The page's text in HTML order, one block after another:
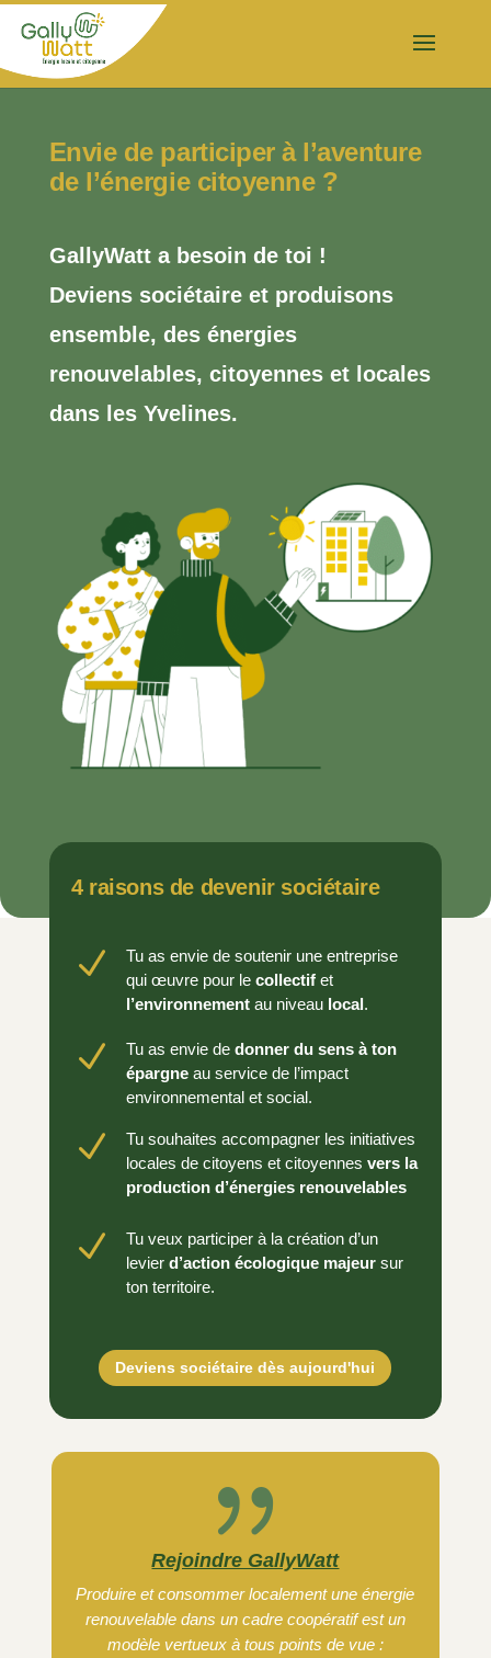
Envie de participer à l’aventure
de l’énergie citoyenne ?
GallyWatt a besoin de toi !
Deviens sociétaire et produisons
ensemble, des énergies
renouvelables, citoyennes et locales
dans les Yvelines.
4 raisons de devenir sociétaire
N
Tu as envie de soutenir une entreprise
qui œuvre pour le collectifet
l’environnement au niveau local.
N Tu as envie de donner du sens à ton
épargneau service de l’impact
environnemental et social.
N
Tu souhaites accompagner les initiatives
locales de citoyens et citoyennes vers la
production d’énergies renouvelables
N
Tu veux participer à la création d’un
levier d’action écologique majeursur
ton territoire.
Deviens sociétaire dès aujourd'hui
{
Rejoindre GallyWatt
Produire et consommer localement une énergie
renouvelable dans un cadre coopératif est un
modèle vertueux à tous points de vue :